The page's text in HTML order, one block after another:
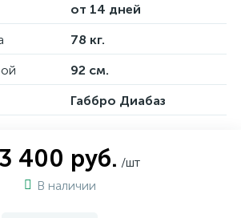
от 14 дней
78 кг.
92 см.
Габбро Диабаз
400 руб. /шт
В наличии